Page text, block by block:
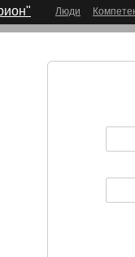
Люди